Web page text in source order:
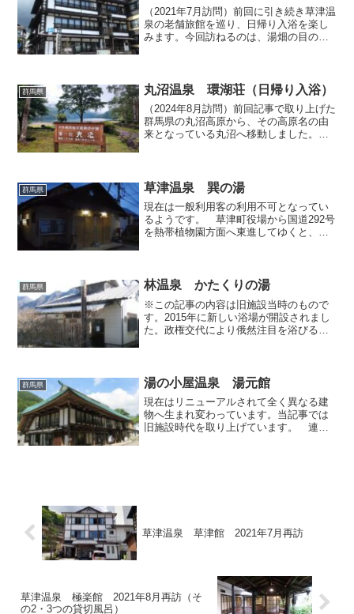
（2021年7月訪問）前回に引き続き草津温
泉の老舗旅館を巡り、日帰り入浴を楽し
みます。今回訪ねるのは、湯畑の目の前
ができます。玄関は...
群馬県 丸沼温泉 環湖荘（日帰り入浴）
（2024年8月訪問）前回記事で取り上げた
群馬県の丸沼高原から、その高原名の由
来となっている丸沼へ移動しました。
っているのですが、一...
群馬県 草津温泉 巽の湯
現在は一般利用客の利用不可となってい
るようです。 草津町役場から国道292号
を熱帯植物園方面へ東進してゆくと、民
同浴場「巽の湯」です...
群馬県 林温泉 かたくりの湯
※この記事の内容は旧施設当時のもので
す。2015年に新しい浴場が開設されまし
た。政権交代により俄然注目を浴びるよ
国土交通省ではさまざ...
群馬県 湯の小屋温泉 湯元館
現在はリニューアルされて全く異なる建
物へ生まれ変わっています。当記事では
旧施設時代を取り上げています。 連日
草津温泉 草津館 2021年7月再訪
草津温泉 極楽館 2021年8月再訪（そ
の2・3つの貸切風呂）